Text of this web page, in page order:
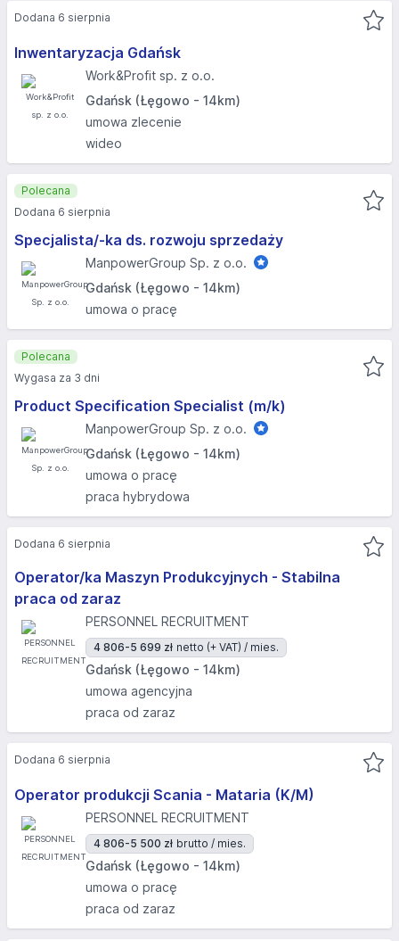
Inwentaryzacja Gdańsk
Work&Profit sp. z o.o.
Gdańsk (Łęgowo - 14km)
umowa zlecenie
wideo
Dodana 6 sierpnia
Specjalista/-ka ds. rozwoju sprzedaży
ManpowerGroup Sp. z o.o.
Gdańsk (Łęgowo - 14km)
umowa o pracę
Polecana
Dodana 6 sierpnia
Product Specification Specialist (m/k)
ManpowerGroup Sp. z o.o.
Gdańsk (Łęgowo - 14km)
umowa o pracę
praca hybrydowa
Polecana
Wygasa za 3 dni
Operator/ka Maszyn Produkcyjnych - Stabilna
praca od zaraz
PERSONNEL RECRUITMENT
4 806-5 699 zł netto (+ VAT) / mies.
Gdańsk (Łęgowo - 14km)
umowa agencyjna
praca od zaraz
Dodana 6 sierpnia
Operator produkcji Scania - Mataria (K/M)
PERSONNEL RECRUITMENT
4 806-5 500 zł brutto / mies.
Gdańsk (Łęgowo - 14km)
umowa o pracę
praca od zaraz
Dodana 6 sierpnia